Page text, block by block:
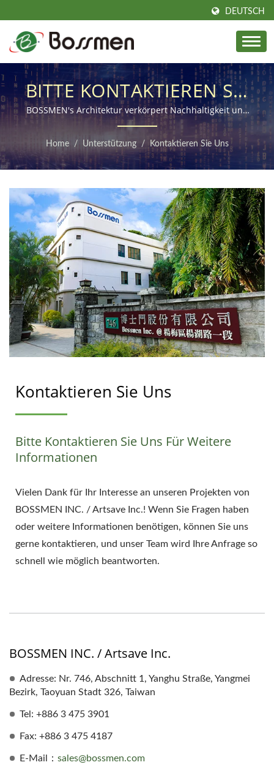
DEUTSCH
BITTE KONTAKTIEREN SIE
UNS FÜR WEITERE
INFORMATIONEN
BOSSMEN's Architektur verkörpert Nachhaltigkeit und
unser Engagement für die Zukunft
Home / Unterstützung / Kontaktieren Sie Uns
Kontaktieren Sie Uns
Bitte Kontaktieren Sie Uns Für Weitere
Informationen
Vielen Dank für Ihr Interesse an unseren Projekten von
BOSSMEN INC. / Artsave Inc.! Wenn Sie Fragen haben
oder weitere Informationen benötigen, können Sie uns
gerne kontaktieren, und unser Team wird Ihre Anfrage so
schnell wie möglich beantworten.
BOSSMEN INC. / Artsave Inc.
Adresse: Nr. 746, Abschnitt 1, Yanghu Straße, Yangmei
Bezirk, Taoyuan Stadt 326, Taiwan
Tel: +886 3 475 3901
Fax: +886 3 475 4187
E-Mail： sales@bossmen.com